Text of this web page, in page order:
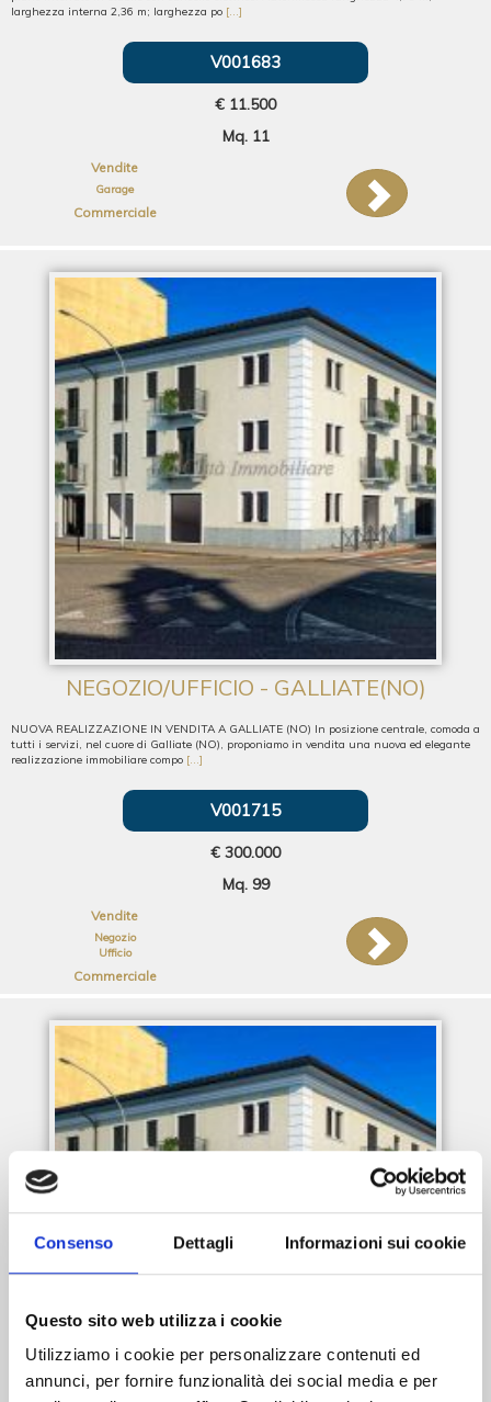
Consenso Dettagli Informazioni sui cookie
Questo sito web utilizza i cookie
Utilizziamo i cookie per personalizzare contenuti ed
annunci, per fornire funzionalità dei social media e per
larghezza interna 2,36 m; larghezza po [...]
V001683
€ 11.500
Mq. 11
Vendite
Garage
Commerciale
NEGOZIO/UFFICIO - GALLIATE(NO)
NUOVA REALIZZAZIONE IN VENDITA A GALLIATE (NO) In posizione centrale, comoda a
tutti i servizi, nel cuore di Galliate (NO), proponiamo in vendita una nuova ed elegante
realizzazione immobiliare compo [...]
V001715
€ 300.000
Mq. 99
Vendite
Negozio
Ufficio
Commerciale